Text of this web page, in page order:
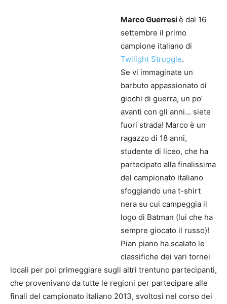
Marco Guerresiè dal 16
settembre il primo
campione italiano di
Twilight Struggle.
Se vi immaginate un
barbuto appassionato di
giochi di guerra, un po’
avanti con gli anni… siete
fuori strada! Marco è un
ragazzo di 18 anni,
studente di liceo, che ha
partecipato alla finalissima
del campionato italiano
sfoggiando una t-shirt
nera su cui campeggia il
logo di Batman (lui che ha
sempre giocato il russo)!
Pian piano ha scalato le
classifiche dei vari tornei
locali per poi primeggiare sugli altri trentuno partecipanti,
che provenivano da tutte le regioni per partecipare alle
finali del campionato italiano 2013, svoltosi nel corso dei